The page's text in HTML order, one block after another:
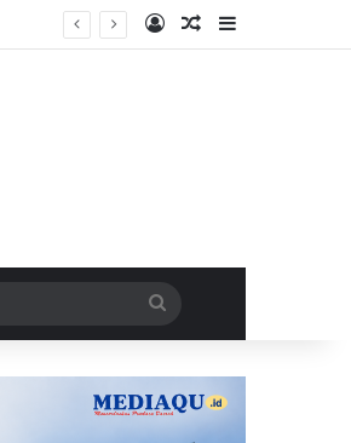
Log InRandom Article
Sidebar
for